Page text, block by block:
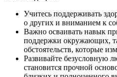
Учитесь поддерживать
о других и вниманием к
Важно осваивать навык
поддержки окружающих,
обстоятельств, которые
Развивайте безусловную
становится прочной